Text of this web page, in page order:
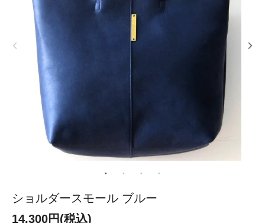
ショルダースモール ブルー
14,300円(税込)